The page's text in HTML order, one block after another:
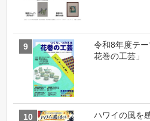
令和8年度テ
花巻の工芸」
ハワイの風を